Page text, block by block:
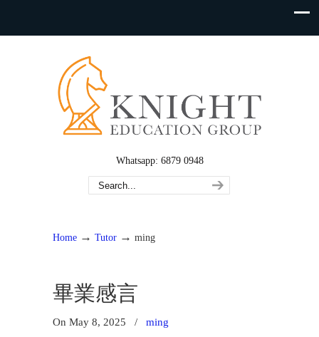
Whatsapp: 6879 0948
Home → Tutor → ming
畢業感言
On May 8, 2025 / ming